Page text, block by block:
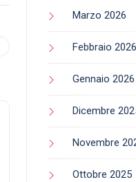
Marzo 2026
Febbraio 2026
Gennaio 2026
Dicembre
Novembre
Ottobre 2025